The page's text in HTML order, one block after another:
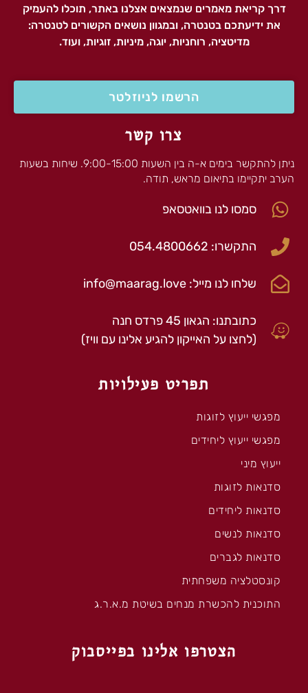
דרך קריאת מאמרים שנמצאים אצלנו באתר, תוכלו להעמיק
את ידיעתכם בטנטרה, ובמגוון נושאים הקשורים לטנטרה:
מדיטציה, רוחניות, יוגה, מיניות, זוגיות, ועוד.
הרשמו לניוזלטר
צרו קשר
ניתן להתקשר בימים א-ה בין השעות 9:00-15:00. שיחות בשעות
הערב יתקיימו בתיאום מראש, תודה.
סמסו לנו בוואטסאפ
התקשרו: 054.4800662
שלחו לנו מייל: info@maarag.love
כתובתנו: הגאון 45 פרדס חנה
(לחצו על האייקון להגיע אלינו עם וויז)
תפריט פעילויות
מפגשי ייעוץ לזוגות
מפגשי ייעוץ ליחידים
ייעוץ מיני
סדנאות לזוגות
סדנאות ליחידים
סדנאות לנשים
סדנאות לגברים
קונסטלציה משפחתית
התוכנית להכשרת מנחים בשיטת מ.א.ר.ג
הצטרפו אלינו בפייסבוק